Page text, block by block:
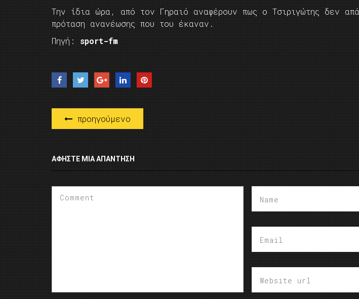
Την ίδια ώρα, από τον Γηραιό αναφέρουν πως ο Τσιριγώτης δεν
πρόταση ανανέωσης που του έκαναν.
Πηγή: sport-fm
προηγούμενο
ΑΦΉΣΤΕ ΜΙΑ ΑΠΆΝΤΗΣΗ